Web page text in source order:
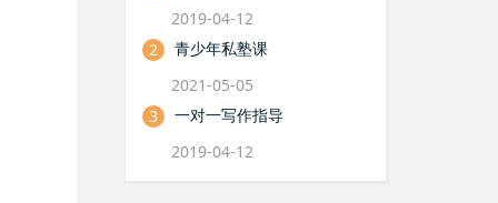
2019-04-12
2
青少年私塾课
2021-05-05
3
一对一写作指导
2019-04-12